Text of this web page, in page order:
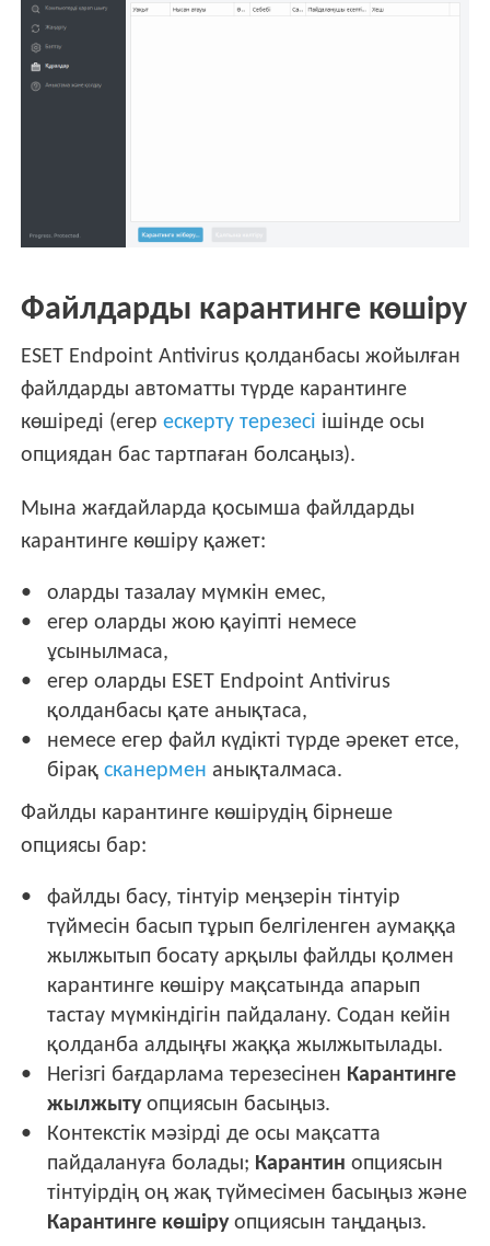
Файлдарды карантинге көшіру
ESET Endpoint Antivirus қолданбасы жойылған
файлдарды автоматты түрде карантинге
көшіреді (егерескерту терезесі ішінде осы
опциядан бас тартпаған болсаңыз).
Мына жағдайларда қосымша файлдарды
карантинге көшіру қажет:
оларды тазалау мүмкін емес,
егер оларды жою қауіпті немесе
ұсынылмаса,
егер оларды ESET Endpoint Antivirus
қолданбасы қате анықтаса,
немесе егер файл күдікті түрде әрекет етсе,
бірақсканермен анықталмаса.
Файлды карантинге көшірудің бірнеше
опциясы бар:
файлды басу, тінтуір меңзерін тінтуір
түймесін басып тұрып белгіленген аумаққа
жылжытып босату арқылы файлды қолмен
карантинге көшіру мақсатында апарып
тастау мүмкіндігін пайдалану. Содан кейін
қолданба алдыңғы жаққа жылжытылады.
Негізгі бағдарлама терезесінен Карантинге
жылжытуопциясын басыңыз.
Контекстік мәзірді де осы мақсатта
пайдалануға болады; Карантин опциясын
тінтуірдің оң жақ түймесімен басыңыз және
Карантинге көшіруопциясын таңдаңыз.